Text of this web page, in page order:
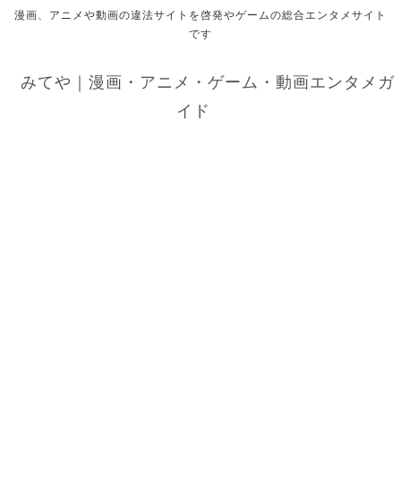
漫画、アニメや動画の違法サイトを啓発やゲームの総合エンタメサイト
です
みてや｜漫画・アニメ・ゲーム・動画エンタメガ
イド